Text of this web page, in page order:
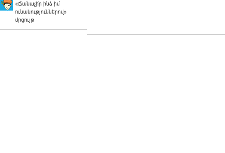
«Ճանաչի՛ր ինձ իմ
ունակություններով»
մրցույթ